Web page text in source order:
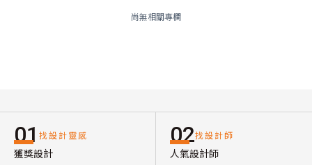
尚無相關專欄
01 找設計靈感
獲獎設計
02找設計師
人氣設計師